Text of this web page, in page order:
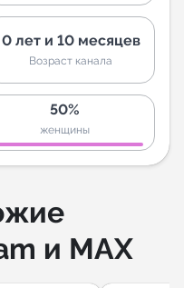
0 лет и 10 месяцев
Возраст канала
50%
женщины
и MAX